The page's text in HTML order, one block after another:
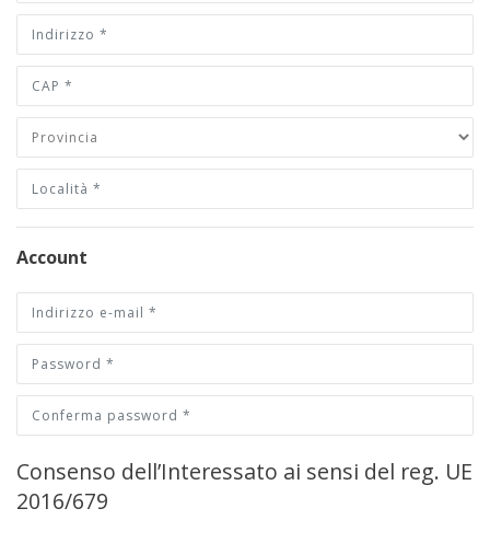
Account
Consenso dell’Interessato ai sensi del reg. UE
2016/679